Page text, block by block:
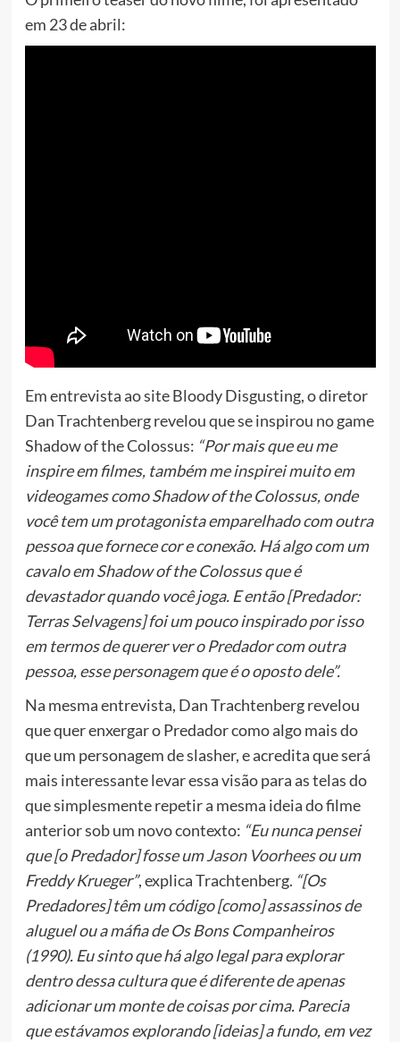
em 23 de abril:
Em entrevista ao site Bloody Disgusting, o diretor
Dan Trachtenberg revelou que se inspirou no game
Shadow of the Colossus: “Por mais que eu me
inspire em filmes, também me inspirei muito em
videogames como Shadow of the Colossus, onde
você tem um protagonista emparelhado com outra
pessoa que fornece cor e conexão. Há algo com um
cavalo em Shadow of the Colossus que é
devastador quando você joga. E então [Predador:
Terras Selvagens] foi um pouco inspirado por isso
em termos de querer ver o Predador com outra
pessoa, esse personagem que é o oposto dele”.
Na mesma entrevista, Dan Trachtenberg revelou
que quer enxergar o Predador como algo mais do
que um personagem de slasher, e acredita que será
mais interessante levar essa visão para as telas do
que simplesmente repetir a mesma ideia do filme
anterior sob um novo contexto: “Eu nunca pensei
que [o Predador] fosse umJason Voorheesou um
Freddy Krueger”, explica Trachtenberg. “[Os
Predadores] têm um código [como] assassinos de
aluguel ou a máfia de Os Bons Companheiros
(1990). Eu sinto que há algo legal para explorar
dentro dessa cultura que é diferente de apenas
adicionar um monte de coisas por cima. Parecia
que estávamos explorando [ideias] a fundo, em vez